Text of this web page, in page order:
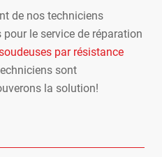
de nos techniciens
le service de réparation
par résistance
sont
la solution!